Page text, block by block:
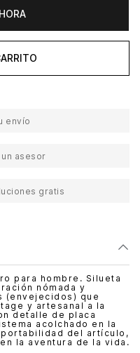
envío
asesor
gratis
para hombre. Silueta
nómada y
(envejecidos) que
y artesanal a la
detalle de placa
acolchado en la
del artículo,
la aventura de la vida.